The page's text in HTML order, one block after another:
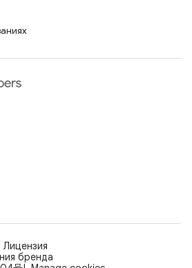
Лицензия
бренда